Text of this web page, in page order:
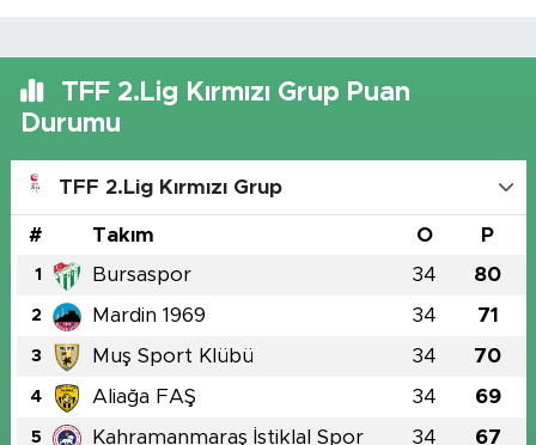
TFF 2.Lig Kırmızı Grup Puan
Durumu
TFF 2.Lig Kırmızı Grup
# Takım O P
1 Bursaspor 34 80
2 Mardin 1969 34 71
3 Muş Sport Klübü 34 70
4 Aliağa FAŞ 34 69
5 Kahramanmaraş İstiklal Spor 34 67